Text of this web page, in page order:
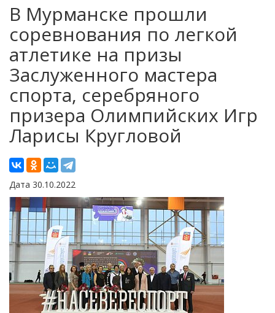
В Мурманске прошли
соревнования по легкой
атлетике на призы
Заслуженного мастера
спорта, серебряного
призера Олимпийских Игр
Ларисы Кругловой
Дата 30.10.2022